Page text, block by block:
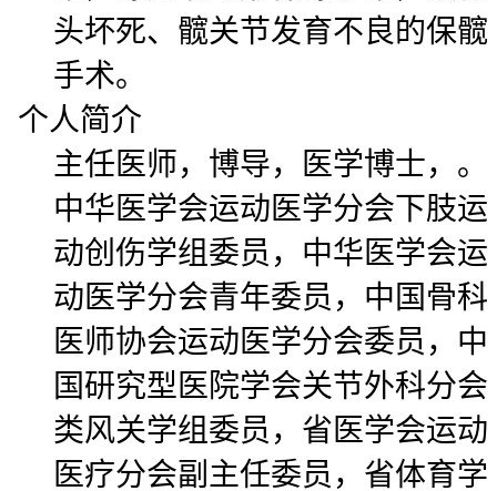
头坏死、髋关节发育不良的保髋
手术。
个人简介
主任医师，博导，医学博士，。
中华医学会运动医学分会下肢运
动创伤学组委员，中华医学会运
动医学分会青年委员，中国骨科
医师协会运动医学分会委员，中
国研究型医院学会关节外科分会
类风关学组委员，省医学会运动
医疗分会副主任委员，省体育学